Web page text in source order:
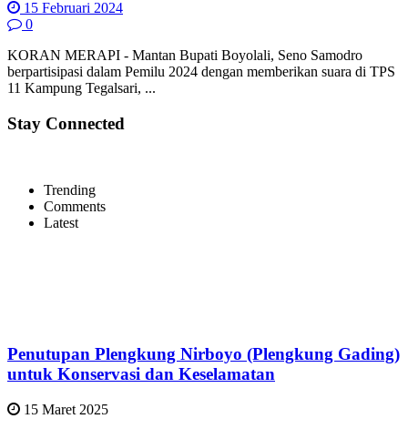
15 Februari 2024
0
KORAN MERAPI - Mantan Bupati Boyolali, Seno Samodro
berpartisipasi dalam Pemilu 2024 dengan memberikan suara di TPS
11 Kampung Tegalsari, ...
Stay Connected
Trending
Comments
Latest
Penutupan Plengkung Nirboyo (Plengkung Gading)
untuk Konservasi dan Keselamatan
15 Maret 2025